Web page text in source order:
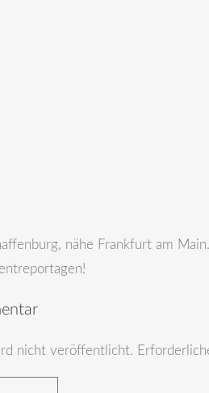
nähe Frankfurt am
nicht veröffentlicht.